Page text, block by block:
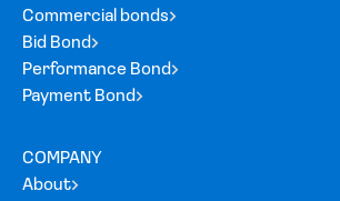
Commercial bonds
Bid Bond
Performance Bond
Payment Bond
COMPANY
About